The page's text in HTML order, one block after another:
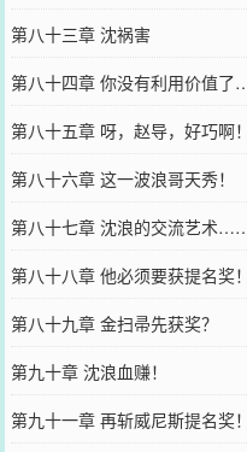
第八十三章 沈祸害
第八十四章 你没有利用价值
第八十五章 呀，赵导，好巧啊
第八十六章 这一波浪哥天秀！
第八十七章 沈浪的交流艺术
第八十八章 他必须要获提名奖
第八十九章 金扫帚先获奖？
第九十章 沈浪血赚！
第九十一章 再斩威尼斯提名奖！